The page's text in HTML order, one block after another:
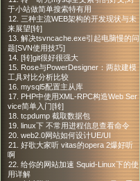
于小站做简单搜索特有用
12. 三种主流WEB架构的开发现状与未
来展望[转]
13. 解决tsvncache.exe引起电脑慢的问
题[SVN使用技巧]
14. [转]git很好很强大
15. Rose与PowerDesigner：两款建模
工具对比分析比较
16. mysql5配置主从库
17. PHP中使用XML-RPC构造Web Ser
vice简单入门[转]
18. tcpdump 截取数据包
19. linux下 不常用进程信息查看命令
20. web2.0网站如何设计UE/UI
21. 好歌大家听 vitas的opera 2爆好听
啊
22. 给你的网站加速 Squid-Linux下的使
用详解